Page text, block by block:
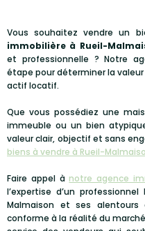
Vous souhaitez vendre un
immobilière à Rueil-
et professionnelle ? Notre
étape pour déterminer la
actif locatif.
Que vous possédiez une
immeuble ou un bien
valeur clair, objectif et sans
biens à vendre à Rueil-
Faire appel à notre agence
l’expertise d’un
Malmaison et ses alentours
conforme à la réalité du